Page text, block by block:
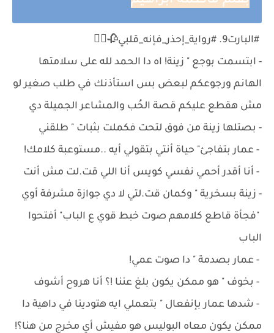
#البارت9. #رواية_إحذر_فإنه_قلبي🥀❤️‍🔥
- ابتسمت بوجع " زينة! اه دا الحمد لله على سلامتها
الهانم ورجوعكم لبعض بس استأذنك في طلب صغير لو
مش هقطع عليكم قصة الحُب والمشاعر الجميلة دي
- بصتلها زينة من فوق لتحت فكملت بثبات " طلقني
‏- عمار بتفاجئ" حياة أنتي بتقولي أيه ..مستوعبة كلامك!
‏- أنا أقدر أحمي نفسي كويس أنا اللي قت.لت مش أنت
- زينة بسخرية " وكمان قت.لتي لا دي جوازة مشرفة أوي
‏"فجأة قاطع كلامهم صوت خبط قوي ع الباب" أفتحوا
الباب
‏- عمار بصدمة " دا صوت عمي!
‏- بخوف " هو ممكن يكون بلغ عننا !؟ أنا هروح أشوف
‏- شدها عمار بإنفعال " بتعملي ايه هتودينا في داهية دا
ممكن يكون معاه البوليس هو مفيش أي مخرج من هنا؟!